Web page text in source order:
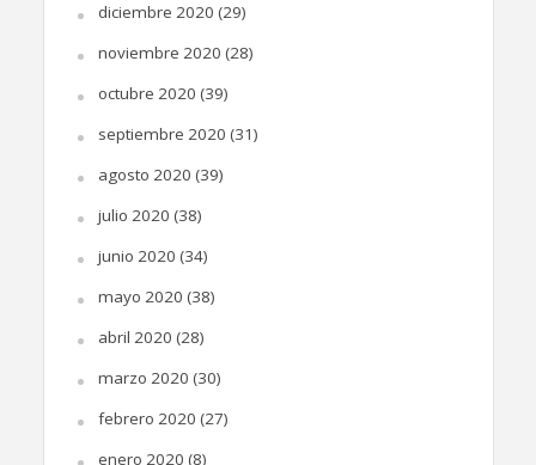
diciembre 2020 (29)
noviembre 2020 (28)
octubre 2020 (39)
septiembre 2020 (31)
agosto 2020 (39)
julio 2020 (38)
junio 2020 (34)
mayo 2020 (38)
abril 2020 (28)
marzo 2020 (30)
febrero 2020 (27)
enero 2020 (8)